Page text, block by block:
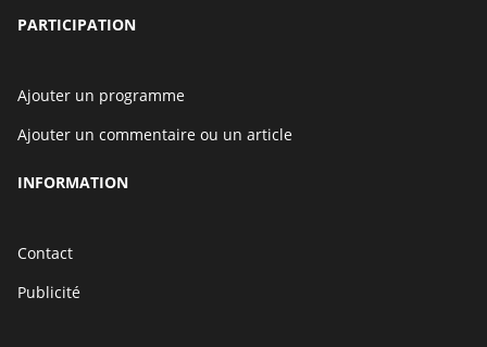
PARTICIPATION
Ajouter un programme
Ajouter un commentaire ou un article
INFORMATION
Contact
Publicité